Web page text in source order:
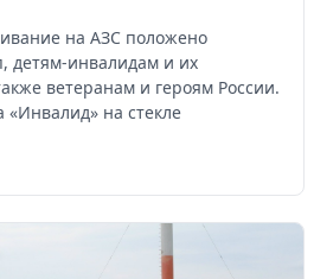
на АЗС положено
детям-инвалидам и их
ветеранам и героям России.
«Инвалид» на стекле